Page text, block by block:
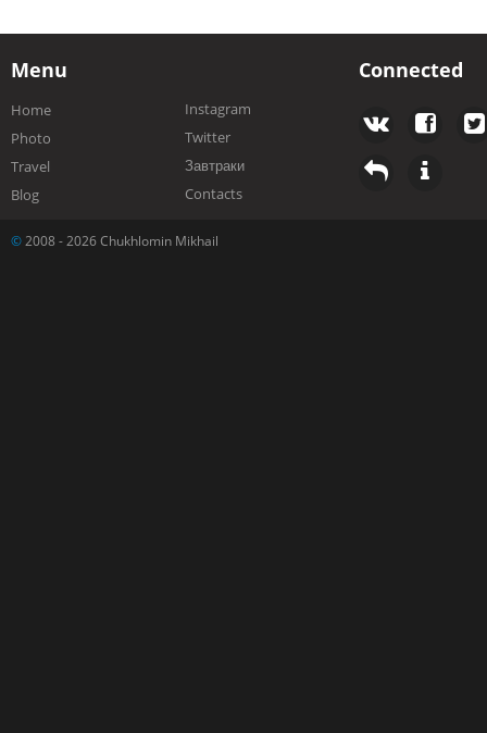
Menu
Home
Photo
Travel
Blog
Instagram
Twitter
Завтраки
Contacts
Connected
© 2008 - 2026 Chukhlomin Mikhail